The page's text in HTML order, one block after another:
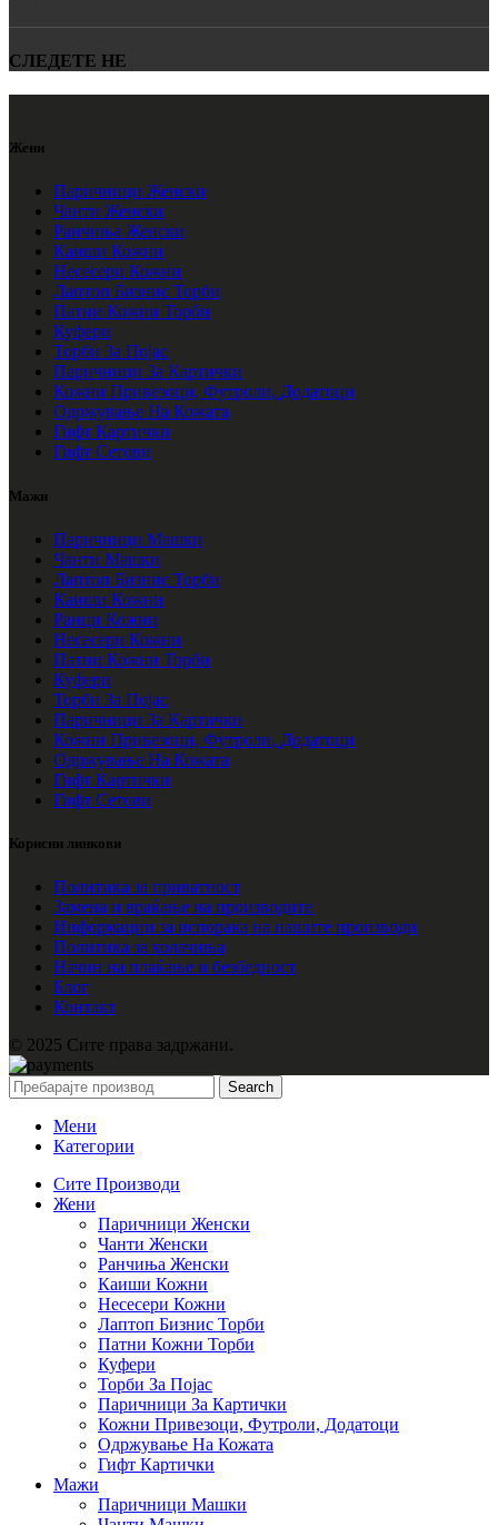
СЛЕДЕТЕ НЕ
Жени
Паричници Женски
Чанти Женски
Ранчиња Женски
Каиши Кожни
Несесери Кожни
Лаптоп Бизнис Торби
Патни Кожни Торби
Куфери
Торби За Појас
Паричници За Картички
Кожни Привезоци, Футроли, Додатоци
Одржување На Кожата
Гифт Картички
Гифт Сетови
Мажи
Паричници Машки
Чанти Машки
Лаптоп Бизнис Торби
Каиши Кожни
Ранци Кожни
Несесери Кожни
Патни Кожни Торби
Куфери
Торби За Појас
Паричници За Картички
Кожни Привезоци, Футроли, Додатоци
Одржување На Кожата
Гифт Картички
Гифт Сетови
Корисни линкови
Политика за приватност
Замена и враќање на производите
Информации за испорака на нашите производи
Политика за колачиња
Начин на плаќање и безбедност
Блог
Контакт
© 2025 Сите права задржани.
Search
Мени
Категории
Сите Производи
Жени
Паричници Женски
Чанти Женски
Ранчиња Женски
Каиши Кожни
Несесери Кожни
Лаптоп Бизнис Торби
Патни Кожни Торби
Куфери
Торби За Појас
Паричници За Картички
Кожни Привезоци, Футроли, Додатоци
Одржување На Кожата
Гифт Картички
Мажи
Паричници Машки